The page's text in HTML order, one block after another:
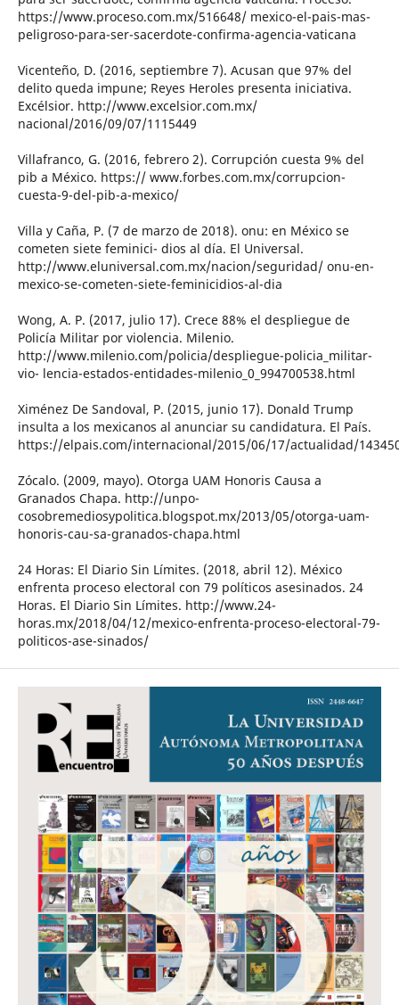
https://www.proceso.com.mx/516648/ mexico-el-pais-mas-
peligroso-para-ser-sacerdote-confirma-agencia-vaticana
Vicenteño, D. (2016, septiembre 7). Acusan que 97% del
delito queda impune; Reyes Heroles presenta iniciativa.
Excélsior. http://www.excelsior.com.mx/
nacional/2016/09/07/1115449
Villafranco, G. (2016, febrero 2). Corrupción cuesta 9% del
pib a México. https:// www.forbes.com.mx/corrupcion-
cuesta-9-del-pib-a-mexico/
Villa y Caña, P. (7 de marzo de 2018). onu: en México se
cometen siete feminici- dios al día. El Universal.
http://www.eluniversal.com.mx/nacion/seguridad/ onu-en-
mexico-se-cometen-siete-feminicidios-al-dia
Wong, A. P. (2017, julio 17). Crece 88% el despliegue de
Policía Militar por violencia. Milenio.
http://www.milenio.com/policia/despliegue-policia_militar-
vio- lencia-estados-entidades-milenio_0_994700538.html
Ximénez De Sandoval, P. (2015, junio 17). Donald Trump
insulta a los mexicanos al anunciar su candidatura. El País.
https://elpais.com/internacional/2015/06/17/actualidad/
Zócalo. (2009, mayo). Otorga UAM Honoris Causa a
Granados Chapa. http://unpo-
cosobremediosypolitica.blogspot.mx/2013/05/otorga-uam-
honoris-cau-sa-granados-chapa.html
24 Horas: El Diario Sin Límites. (2018, abril 12). México
enfrenta proceso electoral con 79 políticos asesinados. 24
Horas. El Diario Sin Límites. http://www.24-
horas.mx/2018/04/12/mexico-enfrenta-proceso-electoral-79-
politicos-ase-sinados/